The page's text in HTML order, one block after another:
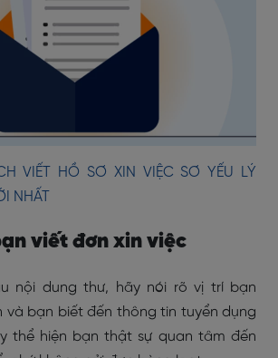
VIẾT HỒ SƠ XIN VIỆC SƠ YẾU LÝ
NHẤT
viết đơn xin việc
nội dung thư, hãy nói rõ vị trí bạn
và bạn biết đến thông tin tuyển dụng
thể hiện bạn thật sự quan tâm đến